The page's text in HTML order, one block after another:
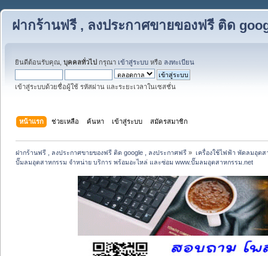
ฝากร้านฟรี , ลงประกาศขายของฟรี ติด
ยินดีต้อนรับคุณ, บุคคลทั่วไป กรุณา เข้าสู่ระบบ หรือ ลงทะเบียน
เข้าสู่ระบบด้วยชื่อผู้ใช้ รหัสผ่าน และระยะเวลาในเซสชั่น
หน้าแรก ช่วยเหลือ ค้นหา เข้าสู่ระบบ สมัครสมาชิก
ฝากร้านฟรี , ลงประกาศขายของฟรี ติด google , ลงประกาศฟรี » เครื่องใช้ไฟฟ้า พัดลมอุต
ปั๊มลมอุตสาหกรรม จำหน่าย บริการ พร้อมอะไหล่ และซ่อม www.ปั๊มลมอุตสาหกรรม.net